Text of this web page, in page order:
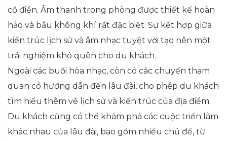
cổ điển. Âm thanh trong phòng được thiết kế hoàn
hảo và bầu không khí rất đặc biệt. Sự kết hợp giữa
kiến trúc lịch sử và âm nhạc tuyệt vời tạo nên một
trải nghiệm khó quên cho du khách.
Ngoài các buổi hòa nhạc, còn có các chuyến tham
quan có hướng dẫn đến lâu đài, cho phép du khách
tìm hiểu thêm về lịch sử và kiến trúc của địa điểm.
Du khách cũng có thể khám phá các cuộc triển lãm
khác nhau của lâu đài, bao gồm nhiều chủ đề, từ